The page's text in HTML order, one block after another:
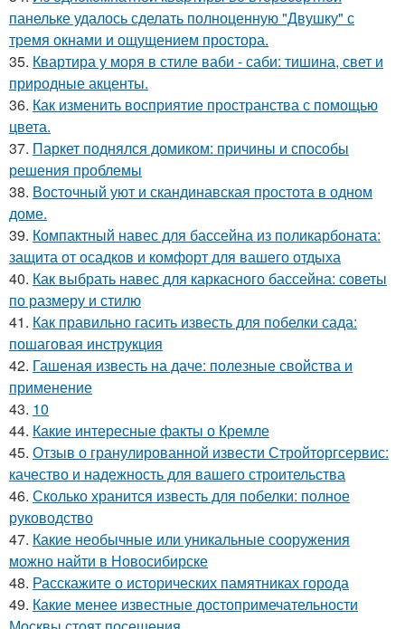
панельке удалось сделать полноценную "Двушку" с
тремя окнами и ощущением простора.
35. Квартира у моря в стиле ваби - саби: тишина, свет и
природные акценты.
36. Как изменить восприятие пространства с помощью
цвета.
37. Паркет поднялся домиком: причины и способы
решения проблемы
38. Восточный уют и скандинавская простота в одном
доме.
39. Компактный навес для бассейна из поликарбоната:
защита от осадков и комфорт для вашего отдыха
40. Как выбрать навес для каркасного бассейна: советы
по размеру и стилю
41. Как правильно гасить известь для побелки сада:
пошаговая инструкция
42. Гашеная известь на даче: полезные свойства и
применение
43. 10
44. Какие интересные факты о Кремле
45. Отзыв о гранулированной извести Стройторгсервис:
качество и надежность для вашего строительства
46. Сколько хранится известь для побелки: полное
руководство
47. Какие необычные или уникальные сооружения
можно найти в Новосибирске
48. Расскажите о исторических памятниках города
49. Какие менее известные достопримечательности